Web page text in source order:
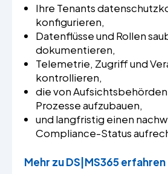
Ihre Tenants
konfigurieren,
Datenflüsse und Rollen
dokumentieren,
Telemetrie, Zugriff und
kontrollieren,
die von
Prozesse aufzubauen,
und langfristig einen
Compliance-Status
Mehr zu DS|MS365